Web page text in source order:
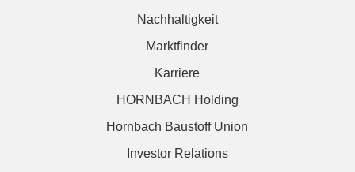
Nachhaltigkeit
Marktfinder
Karriere
HORNBACH Holding
Hornbach Baustoff Union
Investor Relations